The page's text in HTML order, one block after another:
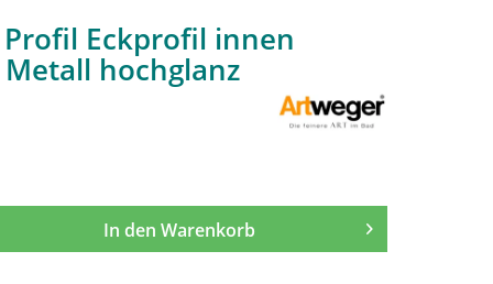
Eckprofil innen
hochglanz
In den Warenkorb